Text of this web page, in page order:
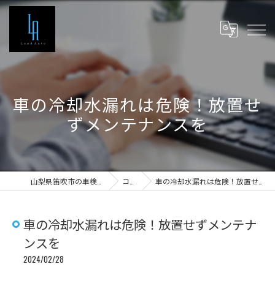
車の冷却水漏れは危険！放置せ
ずメンテナンスを
コラム 車の冷却水漏れは危険！放置せずメンテナンスを
車の冷却水漏れは危険！放置せずメンテナ
ンスを
2024/02/28